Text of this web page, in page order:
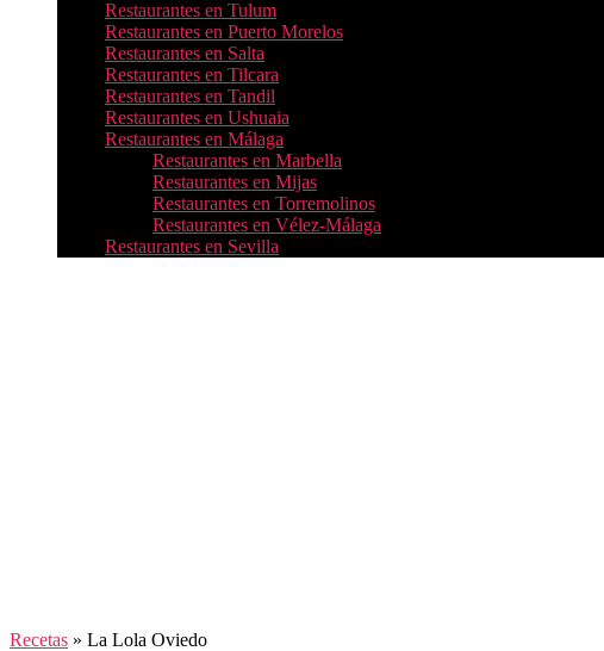
Restaurantes en Tulum
Restaurantes en Puerto Morelos
Restaurantes en Salta
Restaurantes en Tilcara
Restaurantes en Tandil
Restaurantes en Ushuaia
Restaurantes en Málaga
Restaurantes en Marbella
Restaurantes en Mijas
Restaurantes en Torremolinos
Restaurantes en Vélez-Málaga
Restaurantes en Sevilla
Recetas » La Lola Oviedo